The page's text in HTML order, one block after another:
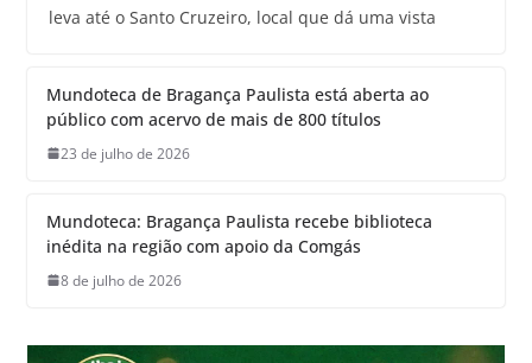
leva até o Santo Cruzeiro, local que dá uma vista
Mundoteca de Bragança Paulista está aberta ao
público com acervo de mais de 800 títulos
23 de julho de 2026
Mundoteca: Bragança Paulista recebe biblioteca
inédita na região com apoio da Comgás
8 de julho de 2026